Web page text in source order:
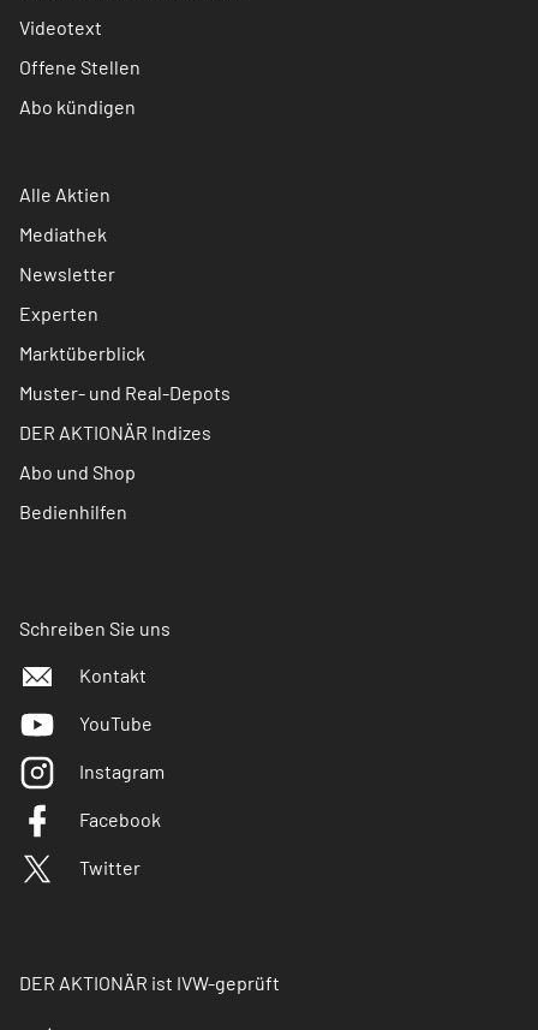
Videotext
Offene Stellen
Abo kündigen
Alle Aktien
Mediathek
Newsletter
Experten
Marktüberblick
Muster- und Real-Depots
DER AKTIONÄR Indizes
Abo und Shop
Bedienhilfen
Schreiben Sie uns
Kontakt
YouTube
Instagram
Facebook
Twitter
DER AKTIONÄR ist IVW-geprüft